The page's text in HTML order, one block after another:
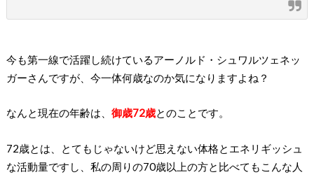
今も第一線で活躍し続けているアーノルド・シュワルツェネッ
ガーさんですが、今一体何歳なのか気になりますよね？
なんと現在の年齢は、 御歳72歳とのことです。
72歳とは、とてもじゃないけど思えない体格とエネリギッシュ
な活動量ですし、私の周りの70歳以上の方と比べてもこんな人